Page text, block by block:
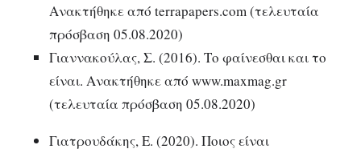
Ανακτήθηκε από terrapapers.com (τελευταία
πρόσβαση 05.08.2020)
Γιαννακούλας, Σ. (2016). Το φαίνεσθαι και το
είναι. Ανακτήθηκε από www.maxmag.gr
(τελευταία πρόσβαση 05.08.2020)
Γιατρουδάκης, Ε. (2020). Ποιος είναι